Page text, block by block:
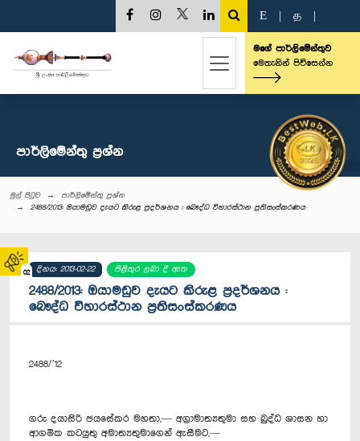
02
E த
මගේ පාර්ලිමේන්තුව
මෙතැනින් පිවිසෙන්න
පාර්ලි‌මේන්තු‌ ප්‍රශ්න
මුල් පිටුව
පාර්ලි‌මේන්තු‌ ප්‍රශ්න
2488/2013: ඔයාමඩුව දැයට කිරුළ ප‍්‍රදර්ශනය : බෞද්ධ විහාරස්ථාන ප්‍රතිසංස්කරණය
දිනය: 2013-02-22 පිළිතුර ලබා දී ඇත
2488/2013: ඔයාමඩුව දැයට කිරුළ ප‍්‍රදර්ශනය :
බෞද්ධ විහාරස්ථාන ප්‍රතිසංස්කරණය
2488/’12
ගරු දයාසිරි ජයසේකර මහතා,— අග්‍රාමාත්‍යතුමා සහ බුද්ධ ශාසන හා
ආගමික කටයුතු අමාත්‍යතුමාගෙන් ඇසීමට,—